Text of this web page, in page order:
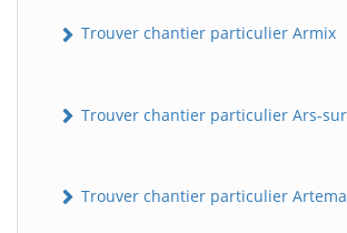
Trouver chantier particulier Armix
Trouver chantier particulier Ars-
Trouver chantier particulier